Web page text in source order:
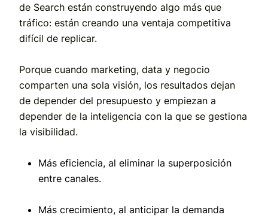
de Search están construyendo algo más que
tráfico: están creando una ventaja competitiva
difícil de replicar.
Porque cuando marketing, data y negocio
comparten una sola visión, los resultados dejan
de depender del presupuesto y empiezan a
depender de la inteligencia con la que se gestiona
la visibilidad.
Más eficiencia, al eliminar la superposición
entre canales.
Más crecimiento, al anticipar la demanda